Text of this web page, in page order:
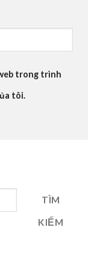
trong trình
tôi.
TÌM
KIẾM